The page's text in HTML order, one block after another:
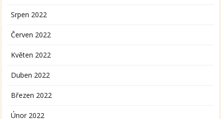
Srpen 2022
Červen 2022
Květen 2022
Duben 2022
Březen 2022
Únor 2022